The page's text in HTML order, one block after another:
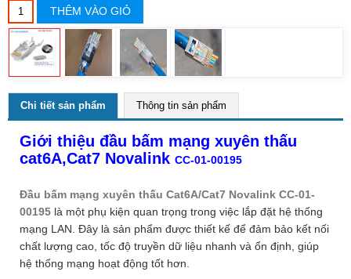
THÊM VÀO GIỎ
Chi tiết sản phẩm Thông tin sản phẩm
Giới thiệu đầu bấm mạng xuyên thấu
cat6A,Cat7 Novalink CC-01-00195
Đầu bấm mạng xuyên thấu Cat6A/Cat7 Novalink CC-01-
00195 là một phụ kiện quan trọng trong việc lắp đặt hệ thống
mạng LAN. Đây là sản phẩm được thiết kế để đảm bảo kết nối
chất lượng cao, tốc độ truyền dữ liệu nhanh và ổn định, giúp
hệ thống mạng hoạt động tốt hơn.